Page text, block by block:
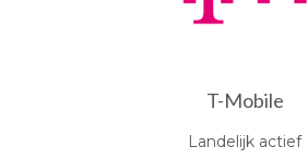
T-Mobile
Landelijk actief